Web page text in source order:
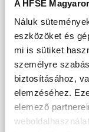
A HFSE
Náluk
eszközöket és
mi is sütiket
személyre
biztosításához,
elemzéséhez.
elemező
&
reszelők
Hűtők
&
Fagyasztók
Bárhűtők